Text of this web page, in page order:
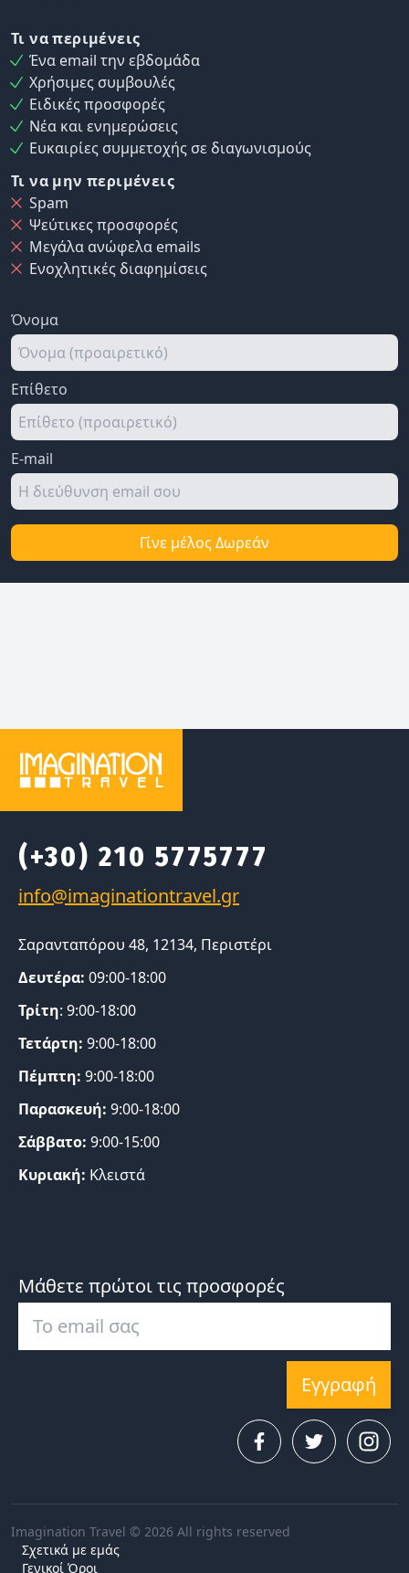
Τι να περιμένεις
Ένα email την εβδομάδα
Χρήσιμες συμβουλές
Ειδικές προσφορές
Νέα και ενημερώσεις
Ευκαιρίες συμμετοχής σε διαγωνισμούς
Τι να μην περιμένεις
Spam
Ψεύτικες προσφορές
Μεγάλα ανώφελα emails
Ενοχλητικές διαφημίσεις
Όνομα
Επίθετο
E-mail
Γίνε μέλος Δωρεάν
(+30) 210 5775777
Σαρανταπόρου 48, 12134, Περιστέρι
Δευτέρα: 09:00-18:00
Τρίτη: 9:00-18:00
Τετάρτη: 9:00-18:00
Πέμπτη: 9:00-18:00
Παρασκευή: 9:00-18:00
Σάββατο: 9:00-15:00
Κυριακή: Κλειστά
Μάθετε πρώτοι τις προσφορές
Εγγραφή
Imagination Travel © 2026 All rights reserved
Σχετικά με εμάς
Γενικοί Όροι